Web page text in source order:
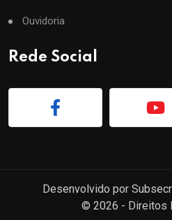
Ouvidoria
Rede Social
Desenvolvido por
© 2026 - Direitos